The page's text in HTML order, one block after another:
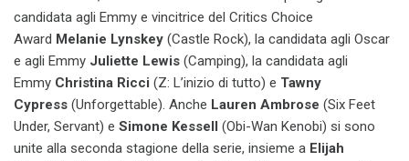
candidata agli Emmy e vincitrice del Critics Choice
Award Melanie Lynskey (Castle Rock), la candidata agli Oscar
e agli Emmy Juliette Lewis (Camping), la candidata agli
Emmy Christina Ricci (Z: L’inizio di tutto) e Tawny
Cypress (Unforgettable). Anche Lauren Ambrose (Six Feet
Under, Servant) e Simone Kessell (Obi-Wan Kenobi) si sono
unite alla seconda stagione della serie, insieme a Elijah